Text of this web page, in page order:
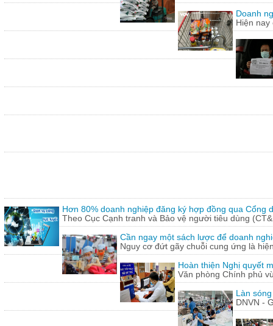
Doanh
Hiện
Hơn 80% doanh nghiệp đăng ký hợp đồng qua Cổng
Theo Cục Cạnh tranh và Bảo vệ người tiêu dùng
Cần ngay một sách lược để doanh
Nguy cơ đứt gãy chuỗi cung ứng là
Hoàn thiện Nghị quyết
Văn phòng Chính phủ
Làn
DNVN -